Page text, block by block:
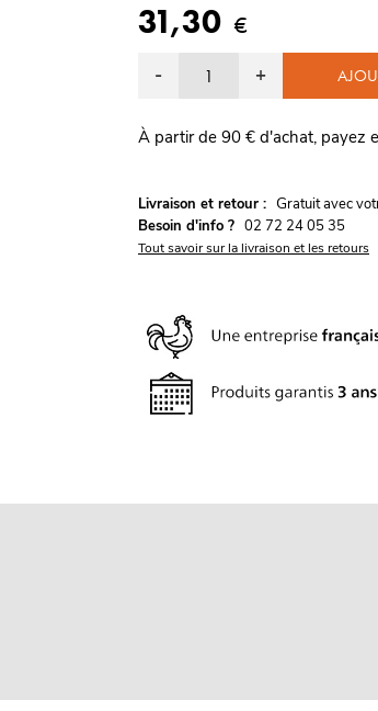
31,30 €
- +
À partir de 90 € d'achat, payez
Livraison et retour : Gratuit avec
Besoin d'info ? 02 72 24 05 35
Tout savoir sur la livraison et les retours